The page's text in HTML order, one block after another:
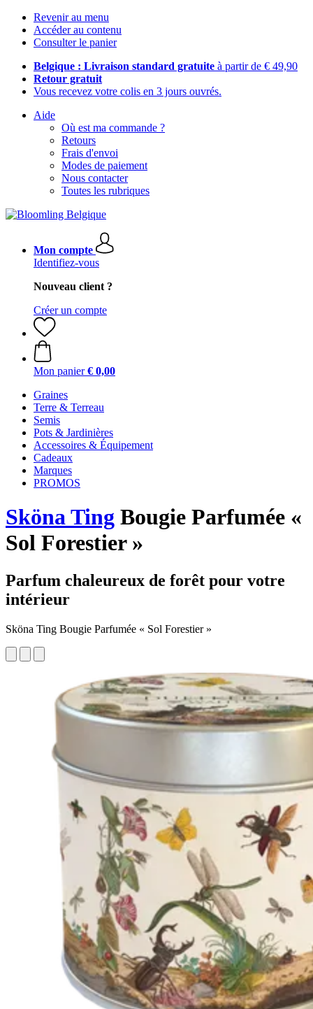
Revenir au menu
Accéder au contenu
Consulter le panier
Belgique : Livraison standard gratuite à partir de € 49,90
Retour gratuit
Vous recevez votre colis en 3 jours ouvrés.
Aide
Où est ma commande ?
Retours
Frais d'envoi
Modes de paiement
Nous contacter
Toutes les rubriques
Mon compte
Identifiez-vous
Nouveau client ?
Créer un compte
Mon panier € 0,00
Graines
Terre & Terreau
Semis
Pots & Jardinières
Accessoires & Équipement
Cadeaux
Marques
PROMOS
Sköna Ting Bougie Parfumée «
Sol Forestier »
Parfum chaleureux de forêt pour votre
intérieur
Sköna Ting Bougie Parfumée « Sol Forestier »